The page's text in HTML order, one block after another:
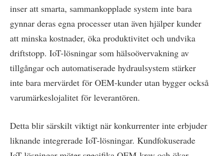
inser att smarta, sammankopplade system inte bara
gynnar deras egna processer utan även hjälper kunder
att minska kostnader, öka produktivitet och undvika
driftstopp. IoT-lösningar som hälsoövervakning av
tillgångar och automatiserade hydraulsystem stärker
inte bara mervärdet för OEM-kunder utan bygger också
varumärkeslojalitet för leverantören.
Detta blir särskilt viktigt när konkurrenter inte erbjuder
liknande integrerade IoT-lösningar. Kundfokuserade